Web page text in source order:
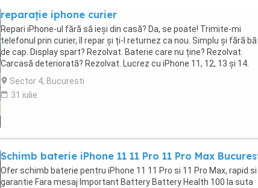
reparație iphone curier
Repari iPhone-ul fără să ieși din casă? Da, se poate! Trimite-mi
telefonul prin curier, îl repar și ți-l returnez ca nou. Simplu și fără
de cap. Display spart? Rezolvat. Baterie care nu ține? Rezolvat.
Carcasă deteriorată? Rezolvat. Lucrez cu iPhone 11, 12, 13 și 14.
Prețuri corecte, comunicare clară, garanție pe lucrare. Dă-mi un
și stabilim detaliile!
Sector 4, Bucuresti
31 iulie
Schimb baterie iPhone 11 11 Pro 11 Pro Max
Ofer schimb baterie pentru iPhone 11 11 Pro si 11 Pro Max, rapid si
garantie Fara mesaj Important Battery Battery Health 100 la suta